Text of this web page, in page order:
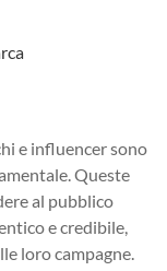
e influencer sono
Queste
al pubblico
e credibile,
loro campagne.